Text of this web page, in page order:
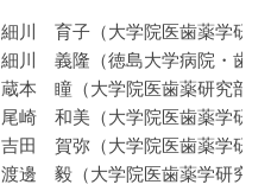
細川 育子（大学院医歯薬学研究
細川 義隆（徳島大学病院・歯科
蔵本 瞳（大学院医歯薬研究部・
尾崎 和美（大学院医歯薬学研
吉田 賀弥（大学院医歯薬学研究
渡邊 毅（大学院医歯薬学研究